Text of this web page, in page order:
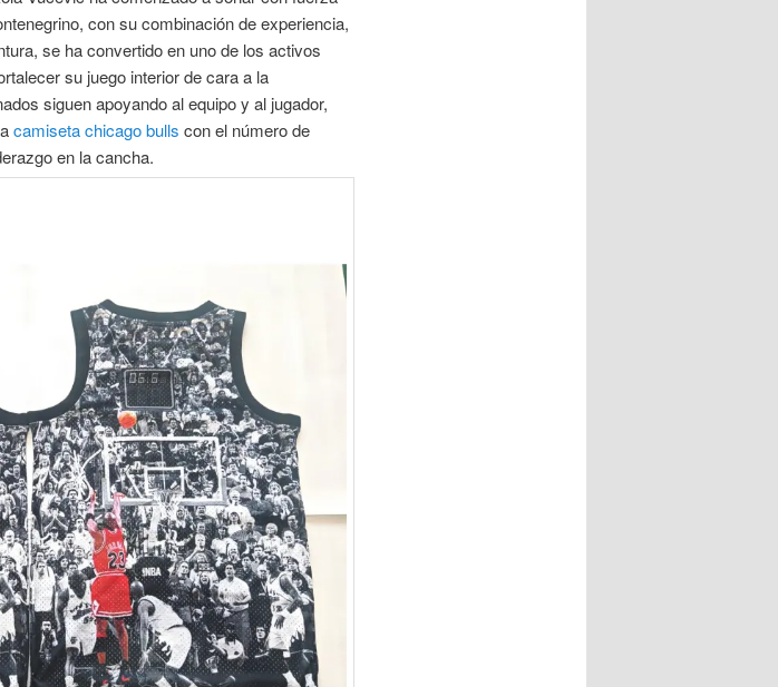
con su combinación de experiencia,
se ha convertido en uno de los activos
su juego interior de cara a la
siguen apoyando al equipo y al jugador,
camiseta chicago bulls con el número de
en la cancha.